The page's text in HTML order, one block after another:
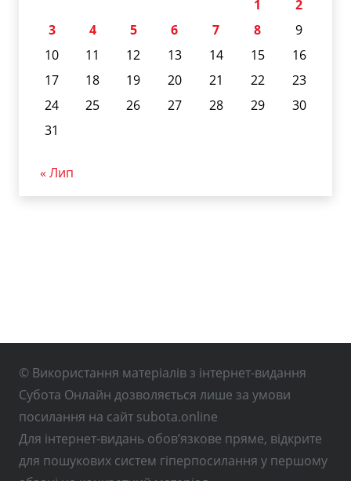
1
2
3
4 5 6 7 8
9
10
11 12 13 14 15
16
17
18 19 20 21 22
23
24
25 26 27 28 29
30
31
« Лип
© Використання матеріалів з інтернет-видання
Субота Онлайн дозволяється лише за умови
посилання на сайт subota.online
Для інтернет-видань обов’язкове пряме, відкрите
для пошукових систем гіперпосилання у першому